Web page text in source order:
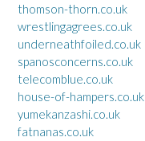
thomson-thorn.co.uk
wrestlingagrees.co.uk
underneathfoiled.co.uk
spanosconcerns.co.uk
telecomblue.co.uk
house-of-hampers.co.uk
yumekanzashi.co.uk
fatnanas.co.uk